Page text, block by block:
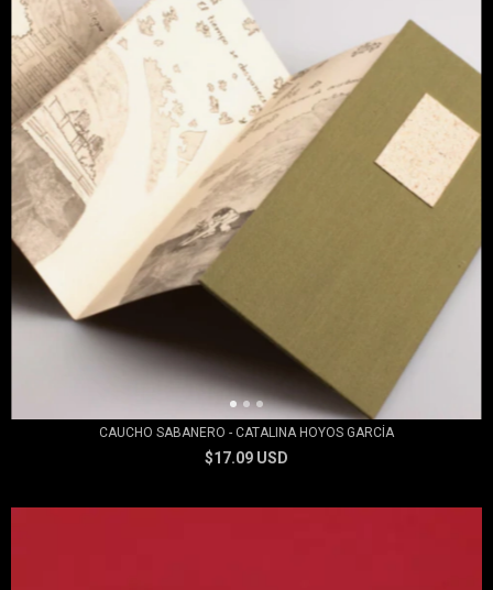
CAUCHO SABANERO - CATALINA HOYOS GARCÍA
$17.09 USD